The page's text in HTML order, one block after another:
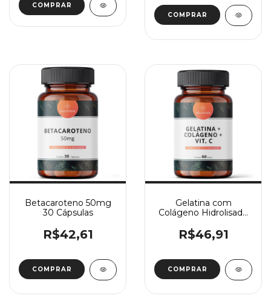
COMPRAR
Betacaroteno 50mg
30 Cápsulas
R$42,61
Gelatina com
Colágeno Hidrolisado
R$46,91